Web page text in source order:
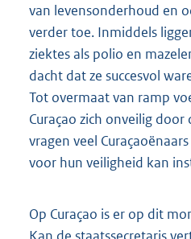
van levensonderhoud en
verder toe. Inmiddels
ziektes als polio en
dacht dat ze succesvol
Tot overmaat van ramp
Curaçao zich onveilig
vragen veel
voor hun veiligheid kan
Op Curaçao is er op dit